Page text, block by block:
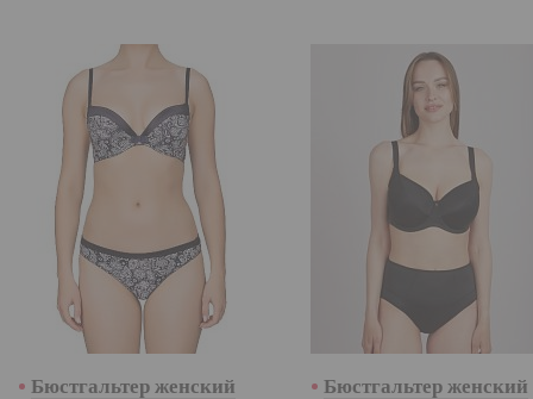
Бюстгальтер женский
Бюстгальтер женский